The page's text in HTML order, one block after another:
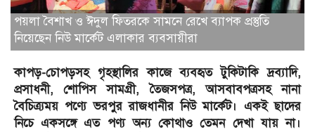
পয়লা বৈশাখ ও ঈদুল ফিতরকে সামনে রেখে ব্যাপক প্রস্তুতি
নিয়েছেন নিউ মার্কেট এলাকার ব্যবসায়ীরা
কাপড়-চোপড়সহ গৃহস্থালির কাজে ব্যবহৃত টুকিটাকি দ্রব্যাদি,
প্রসাধনী, শোপিস সামগ্রী, তৈজসপত্র, আসবাবপত্রসহ নানা
বৈচিত্র্যময় পণ্যে ভরপুর রাজধানীর নিউ মার্কেট। একই ছাদের
নিচে একসঙ্গে এত পণ্য অন্য কোথাও তেমন দেখা যায় না।